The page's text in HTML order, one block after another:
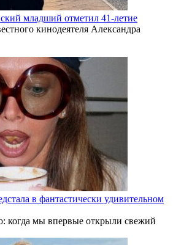
младший отметил 41-летие
кинодеятеля Александра
в фантастически удивительном
когда мы впервые открыли свежий